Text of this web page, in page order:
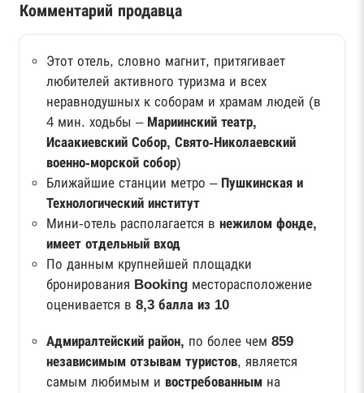
Комментарий продавца
Этот отель, словно магнит, притягивает
любителей активного туризма и всех
неравнодушных к соборам и храмам людей (в
4 мин. ходьбы – Мариинский театр,
Исаакиевский Собор, Свято-Николаевский
военно-морской собор)
Ближайшие станции метро – Пушкинская и
Технологический институт
Мини-отель располагается в нежилом фонде,
имеет отдельный вход
По данным крупнейшей площадки
бронирования Booking месторасположение
оценивается в 8,3 балла из 10
Адмиралтейский район, по более чем 859
независимым отзывам туристов, является
самым любимым и востребованным на